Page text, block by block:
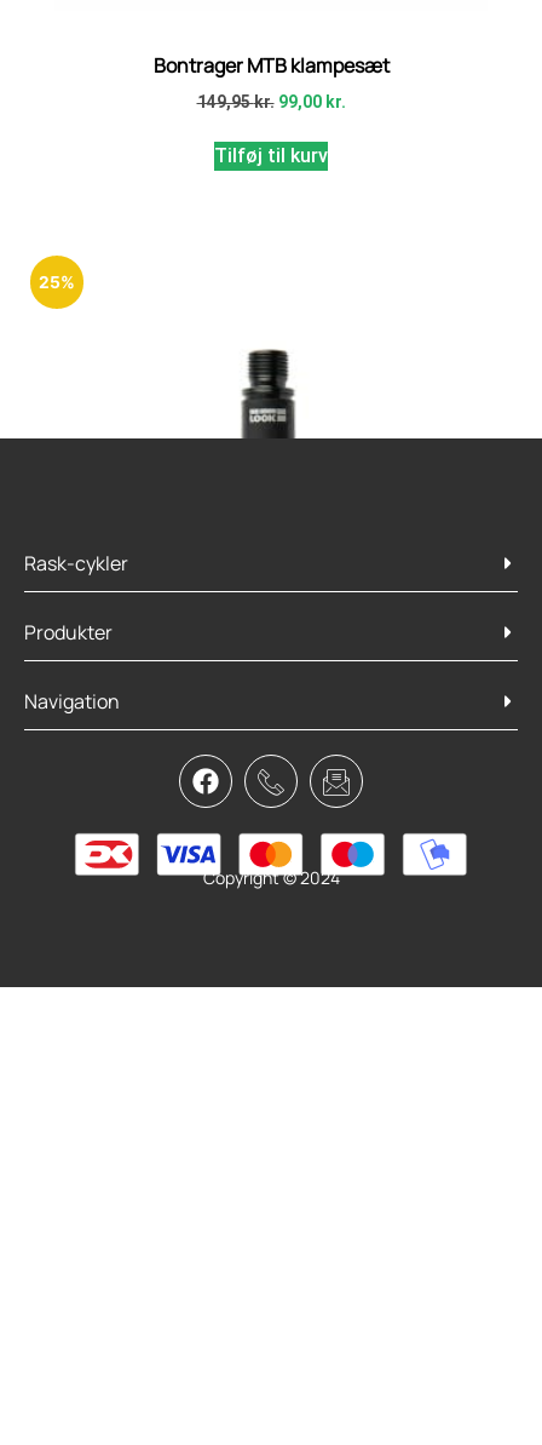
Bontrager MTB klampesæt
149,95kr. 99,00 kr.
Tilføj til kurv
25%
LOOK Pedal X-Track Race Black
799,95 kr.599,00kr.
Læs mere
Rask-cykler
Produkter
Navigation
Copyright © 2024